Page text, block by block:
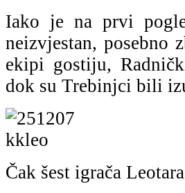
Iako je na prvi
neizvjestan, posebno
ekipi gostiju,
dok su Trebinjci bili
Čak šest igrača